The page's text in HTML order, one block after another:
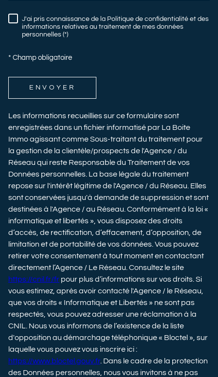
RÈGLEMENTATION
J'ai pris connaissance de la Politique de confidentialité et des
informations relatives au traitement de mes données
personnelles (*)
* Champ obligatoire
ENVOYER
Les informations recueillies sur ce formulaire sont
enregistrées dans un fichier informatisé par La Boite
Immo agissant comme Sous-traitant du traitement pour
la gestion de la clientèle/prospects de l'Agence / du
Réseau qui reste Responsable du Traitement de vos
Données personnelles. La base légale du traitement
repose sur l'intérêt légitime de l'Agence / du Réseau. Elles
sont conservées jusqu'à demande de suppression et sont
destinées à l'Agence / au Réseau. Conformément à la loi «
informatique et libertés », vous disposez des droits
d’accès, de rectification, d’effacement, d’opposition, de
limitation et de portabilité de vos données. Vous pouvez
retirer votre consentement à tout moment en contactant
directement l’Agence / Le Réseau. Consultez le site
https://cnil.fr/fr pour plus d’informations sur vos droits. Si
vous estimez, après avoir contacté l'Agence / le Réseau,
que vos droits « Informatique et Libertés » ne sont pas
respectés, vous pouvez adresser une réclamation à la
CNIL. Nous vous informons de l’existence de la liste
d'opposition au démarchage téléphonique « Bloctel », sur
laquelle vous pouvez vous inscrire ici :
https://www.bloctel.gouv.fr. Dans le cadre de la protection
des Données personnelles, nous vous invitons à ne pas